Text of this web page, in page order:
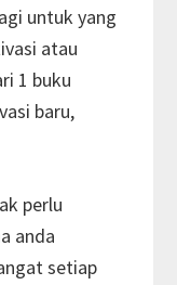
untuk yang
atau
1 buku
baru,
perlu
anda
setiap